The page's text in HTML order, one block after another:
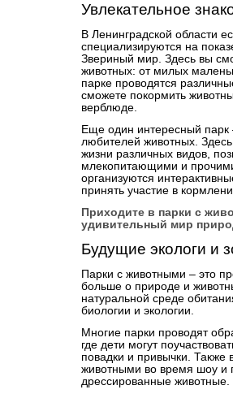
Увлекательное
В Ленинградской области
специализируются на
Звериный мир. Здесь вы
животных: от милых
парке проводятся
сможете покормить
верблюде.
Еще один интересный
любителей животных.
жизни различных видов,
млекопитающими и
организуются
принять участие в
Приходите в парки с
удивительный мир
Будущие экологи и
Парки с животными – это
больше о природе и
натуральной среде
биологии и экологии.
Многие парки проводят
где дети могут
повадки и привычки. Также
животными во время шоу и
дрессированные животные.